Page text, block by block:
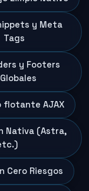
y Meta
Tags
y Footers
Globales
flotante AJAX
Nativa (Astra,
Cero Riesgos